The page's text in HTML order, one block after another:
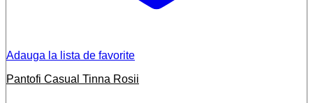
Adauga la lista de favorite
Pantofi Casual Tinna Rosii